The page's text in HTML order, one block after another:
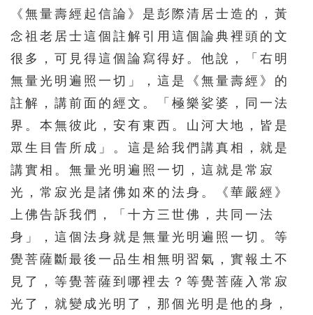
《無量壽經起信論》是彭際清居士造的，黃
念祖老居士這個註解引用這個論典裡頭的文
很多，可見得這個論寫得好。他說，「右明
無量光明遍照一切」，這是《無量壽經》的
註解，講前面的經文。「極樂娑婆，同一法
界。本無彼此，安有東西。山河大地，皆是
眾生目眚所成」。這是給我們講真相，就是
講實相。無量光明遍照一切，這就是常寂
光，常寂光是諸佛如來的法身。《華嚴經》
上佛告訴我們，「十方三世佛，共同一法
身」，這個法身就是無量光明遍照一切。等
覺菩薩斷最後一品生相無明習氣，實報土不
見了，等覺菩薩到哪裡去？等覺菩薩入常寂
光了，就變成光明了，那個光明是他的身，